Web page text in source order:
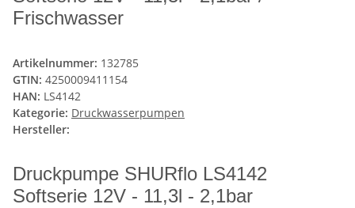
Frischwasser
Artikelnummer: 132785
GTIN: 4250009411154
HAN: LS4142
Kategorie: Druckwasserpumpen
Hersteller:
Druckpumpe SHURflo LS4142
Softserie 12V - 11,3l - 2,1bar